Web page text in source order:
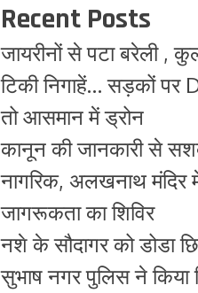
Recent Posts
जायरीनों से पटा बरेली ,
टिकी निगाहें… सड़कों पर
तो आसमान में ड्रोन
कानून की जानकारी से
नागरिक, अलखनाथ मंदिर
जागरूकता का शिविर
नशे के सौदागर को डोडा
सुभाष नगर पुलिस ने किया